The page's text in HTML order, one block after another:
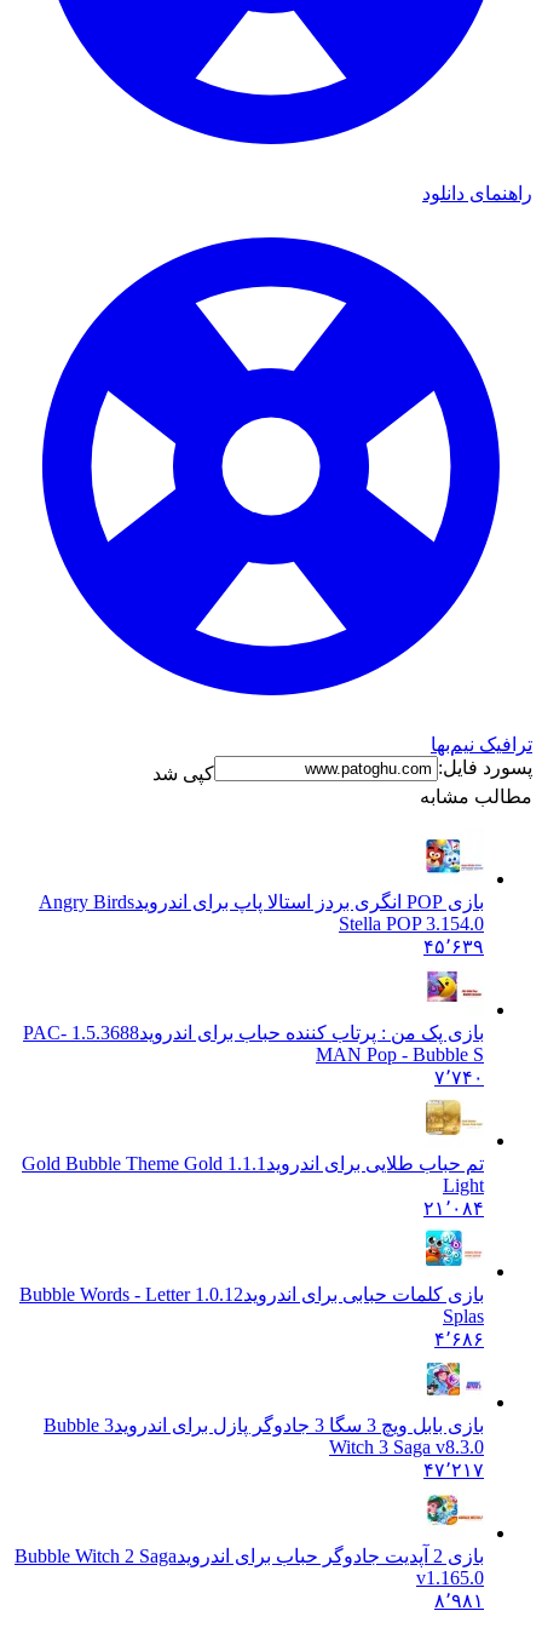
دانلود
نیم‌بها
فایل:
کپی شد
مشابه
Angry Birds
Stella POP 3.154.0
۴۵٬۶۳۹
بازی پک من : پرتاب کننده حباب برای اندروید
1.5.3688 PAC-
MAN Pop - Bubble S
تم حباب طلایی برای اندروید
1.1.1 Gold Bubble Theme Gold
۲۱٬۰۸۴
بازی کلمات حبابی برای اندروید
1.0.12 Bubble Words - Letter
بازی بابل ویچ 3 سگا 3 جادوگر پازل برای اندروید
3 Bubble
Witch 3 Saga v8.3.0
۴۷٬۲۱۷
Bubble Witch 2 Saga
v1.165.0